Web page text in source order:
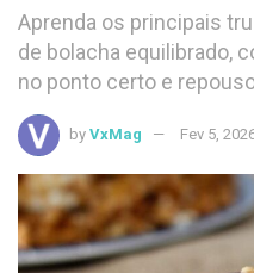
Aprenda os principais
de bolacha equilibrado,
no ponto certo e
by VxMag Fev 5,